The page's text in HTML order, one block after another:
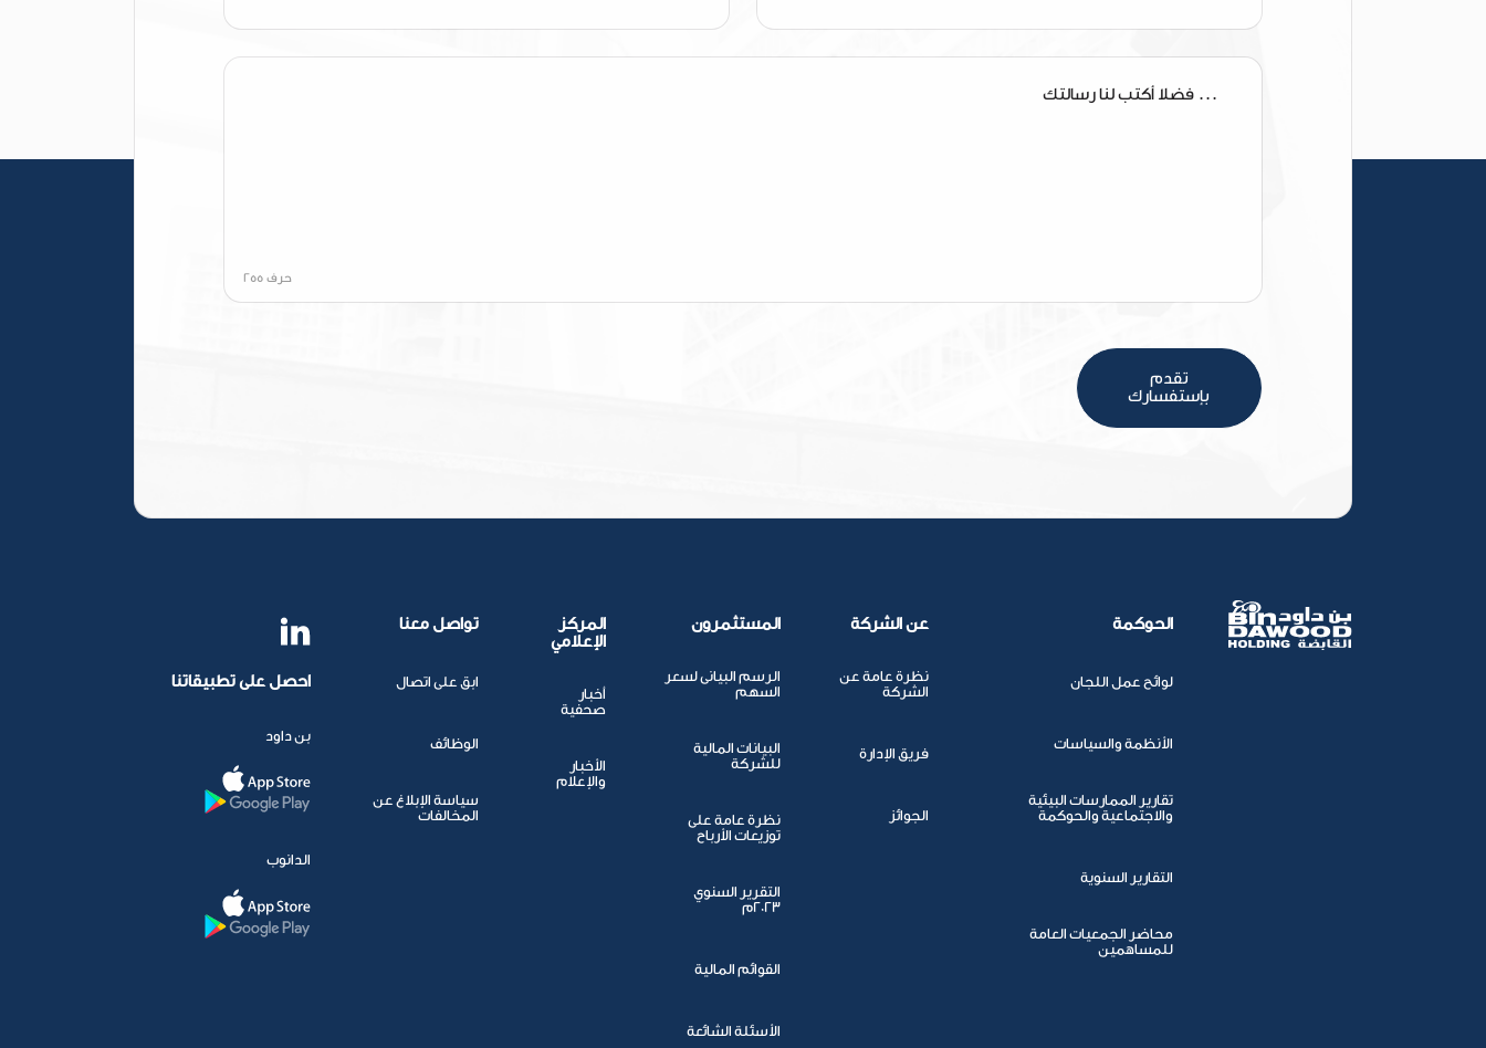
حرف 255
تقدم
بإستفسارك
الحوكمة
لوائح عمل اللجان
الأنظمة والسياسات
تقارير الممارسات البيئية
والاجتماعية والحوكمة
التقارير السنوية
محاضر الجمعيات العامة
للمساهمين
عن الشركة
نظرة عامة عن
الشركة
فريق الإدارة
الجوائز
المستثمرون
الرسم البيانى لسعر
السهم
البيانات المالية
للشركة
نظرة عامة على
توزيعات الأرباح
التقرير السنوي
2023م
القوائم المالية
الأسئلة الشائعة
المركز
الإعلامي
أخبار
صحفية
الأخبار
والإعلام
تواصل معنا
ابق على اتصال
الوظائف
سياسة الإبلاغ عن
المخالفات
احصل على تطبيقاتنا
بن داود
الدانوب